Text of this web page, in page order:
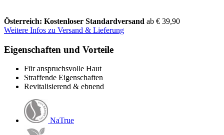
Österreich: Kostenloser Standardversand ab € 39,90
Weitere Infos zu Versand & Lieferung
Eigenschaften und Vorteile
Für anspruchsvolle Haut
Straffende Eigenschaften
Revitalisierend & ebnend
NaTrue